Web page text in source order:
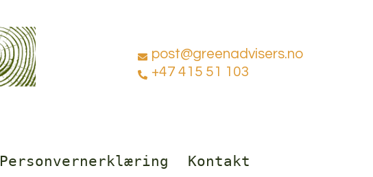
post@greenadvisers.no
+47 415 51 103
Personvernerklæring
Kontakt